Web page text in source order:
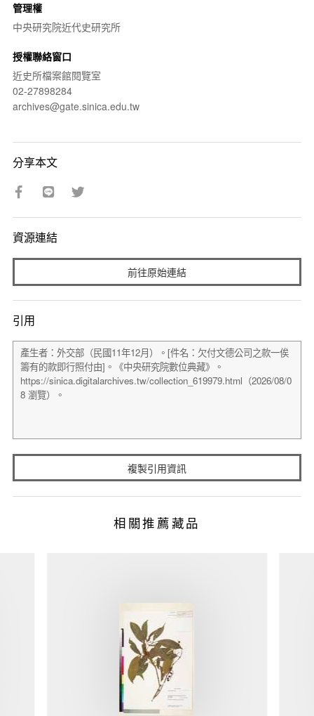
管理權
中央研究院近代史研究所
授權聯絡窗口
近史所檔案館閱覽室
02-27898284
archives@gate.sinica.edu.tw
分享本文
資源連結
前往原始連結
引用
複製引用資訊
相關推薦藏品